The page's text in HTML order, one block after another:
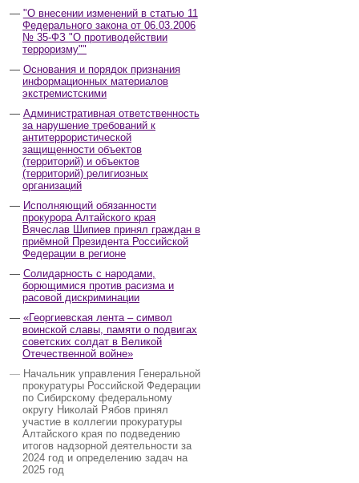
"О внесении изменений в статью 11
Федерального закона от 06.03.2006
№ 35-ФЗ "О противодействии
терроризму""
Основания и порядок признания
информационных материалов
экстремистскими
Административная ответственность
за нарушение требований к
антитеррористической
защищенности объектов
(территорий) и объектов
(территорий) религиозных
организаций
Исполняющий обязанности
прокурора Алтайского края
Вячеслав Шипиев принял граждан в
приёмной Президента Российской
Федерации в регионе
Солидарность с народами,
борющимися против расизма и
расовой дискриминации
«Георгиевская лента – символ
воинской славы, памяти о подвигах
советских солдат в Великой
Отечественной войне»
Начальник управления Генеральной
прокуратуры Российской Федерации
по Сибирскому федеральному
округу Николай Рябов принял
участие в коллегии прокуратуры
Алтайского края по подведению
итогов надзорной деятельности за
2024 год и определению задач на
2025 год